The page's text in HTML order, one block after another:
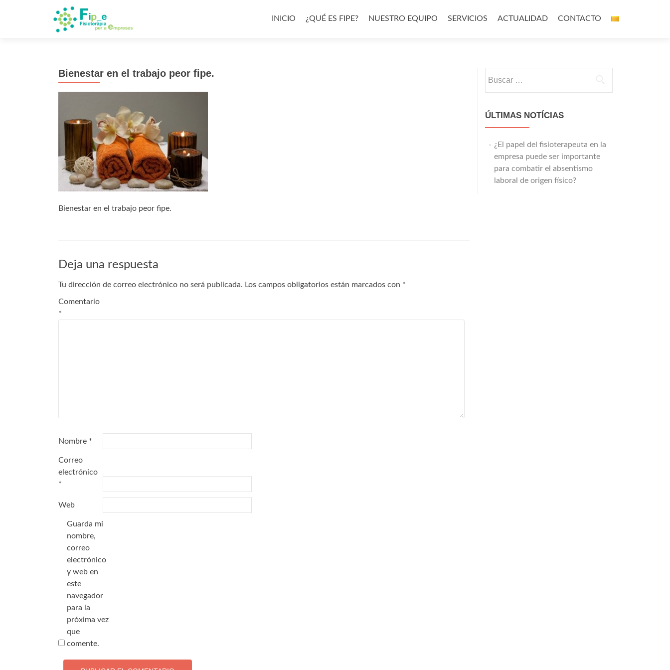
alINICIO ¿QUÉ ES FIPE? NUESTRO EQUIPO SERVICIOS ACTUALIDAD CONTACTO
Bienestar en el trabajo peor fipe.
Bienestar en el trabajo peor fipe.
Deja una respuesta
Tu dirección de correo electrónico no será publicada. Los campos obligatorios están marcados con *
Comentario
*
Nombre *
Correo
electrónico
*
Web
Guarda mi
nombre,
correo
electrónico
y web en
este
navegador
para la
próxima vez
que
comente.
ÚLTIMAS NOTÍCIAS
¿El papel del fisioterapeuta en la
empresa puede ser importante
para combatir el absentismo
laboral de origen físico?